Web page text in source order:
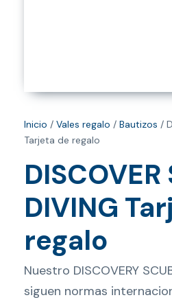
Inicio / Vales regalo / Bautizos /
Tarjeta de regalo
DISCOVER
DIVING
regalo
Nuestro DISCOVERY
siguen normas